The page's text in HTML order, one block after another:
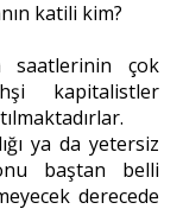
katili kim?
saatlerinin çok
kapitalistler
ya da yetersiz
baştan belli
derecede